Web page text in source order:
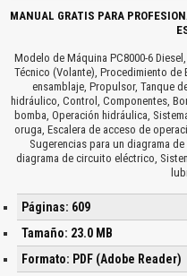
MANUAL GRATIS PARA
Modelo de Máquina PC8000-6
Técnico (Volante), Procedimiento
ensamblaje, Propulsor, Tanque
hidráulico, Control, Componentes,
bomba, Operación hidráulica,
oruga, Escalera de acceso de
Sugerencias para un diagrama
diagrama de circuito eléctrico,
Páginas: 609
Tamaño: 23.0 MB
Formato: PDF (Adobe Reader)